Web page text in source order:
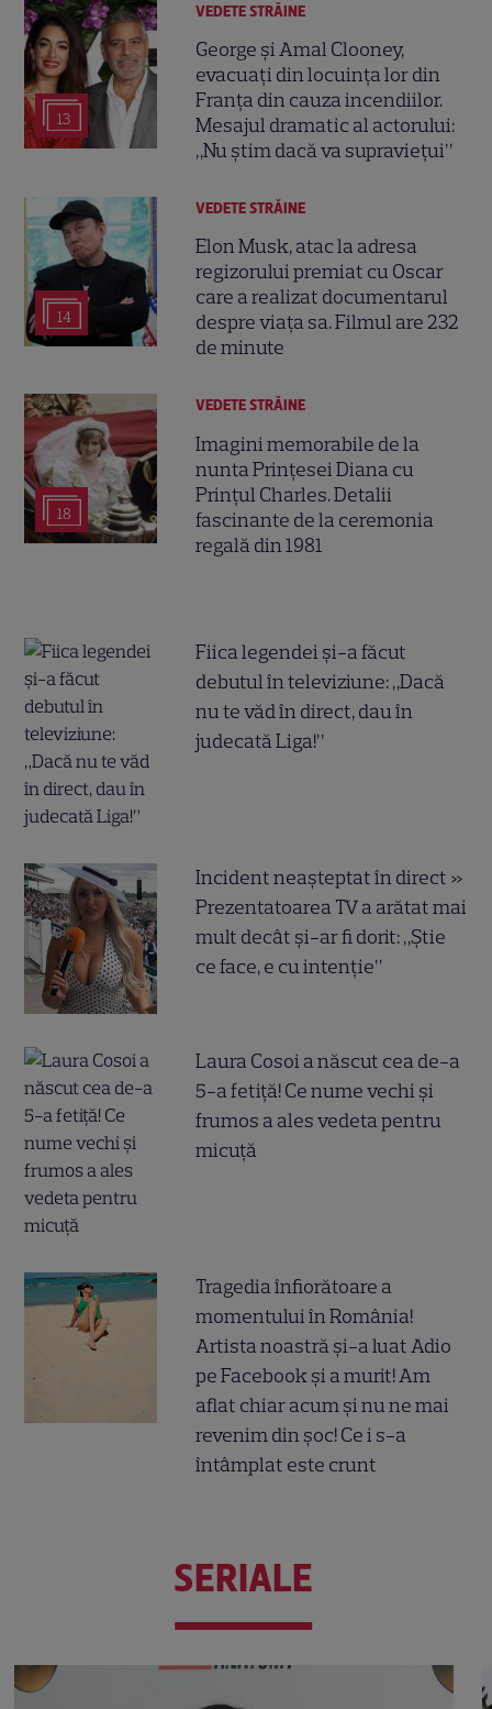
13
VEDETE STRĂINE
George și Amal Clooney,
evacuați din locuința lor din
Franța din cauza incendiilor.
Mesajul dramatic al actorului:
„Nu știm dacă va supraviețui”
14
VEDETE STRĂINE
Elon Musk, atac la adresa
regizorului premiat cu Oscar
care a realizat documentarul
despre viața sa. Filmul are 232
de minute
18
VEDETE STRĂINE
Imagini memorabile de la
nunta Prințesei Diana cu
Prințul Charles. Detalii
fascinante de la ceremonia
regală din 1981
Fiica legendei și-a făcut
debutul în televiziune: „Dacă
nu te văd în direct, dau în
judecată Liga!”
Incident neașteptat în direct »
Prezentatoarea TV a arătat mai
mult decât și-ar fi dorit: „Știe
ce face, e cu intenție”
Laura Cosoi a născut cea de-a
5-a fetiță! Ce nume vechi și
frumos a ales vedeta pentru
micuță
Tragedia înfiorătoare a
momentului în România!
Artista noastră și-a luat Adio
pe Facebook și a murit! Am
aflat chiar acum și nu ne mai
revenim din șoc! Ce i s-a
întâmplat este crunt
SERIALE